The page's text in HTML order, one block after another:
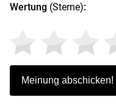
Wertung (Sterne):